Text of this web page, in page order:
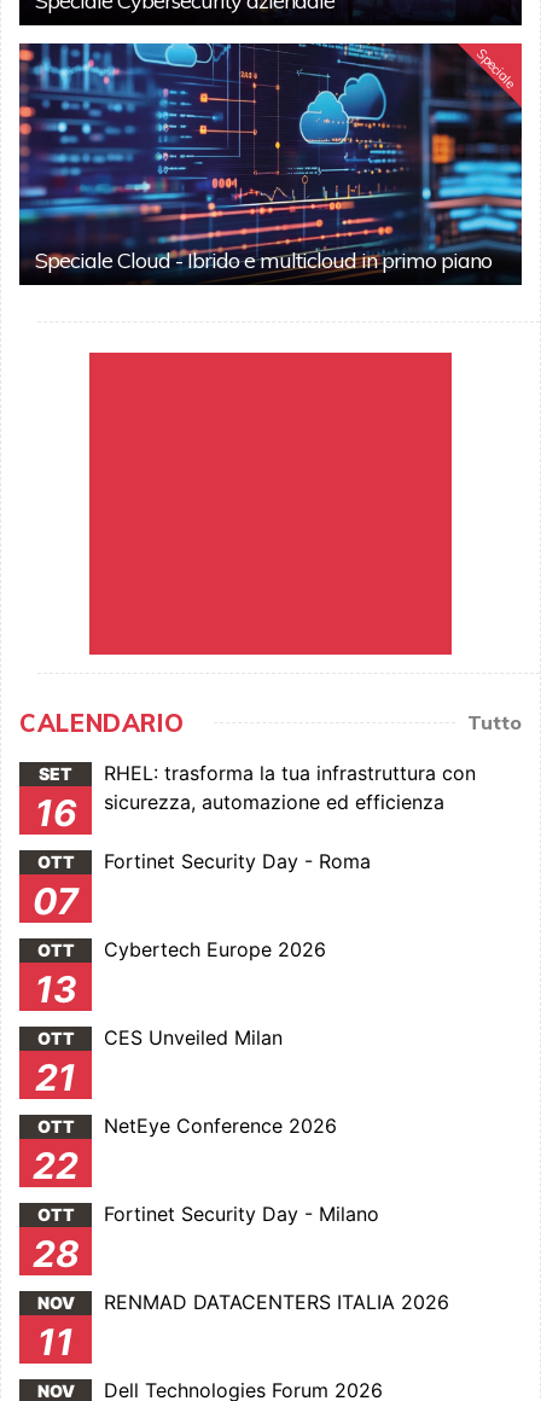
Speciale
Speciale Cloud - Ibrido e multicloud in primo piano
CALENDARIO Tutto
SET
16
RHEL: trasforma la tua infrastruttura con
sicurezza, automazione ed efficienza
OTT
07
Fortinet Security Day - Roma
OTT
13
Cybertech Europe 2026
OTT
21
CES Unveiled Milan
OTT
22
NetEye Conference 2026
OTT
28
Fortinet Security Day - Milano
NOV
11
RENMAD DATACENTERS ITALIA 2026
NOV Dell Technologies Forum 2026